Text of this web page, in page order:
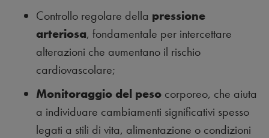
Controllo regolare della pressione
arteriosa, fondamentale per intercettare
alterazioni che aumentano il rischio
cardiovascolare;
Monitoraggio del peso corporeo, che aiuta
a individuare cambiamenti significativi spesso
legati a stili di vita, alimentazione o condizioni